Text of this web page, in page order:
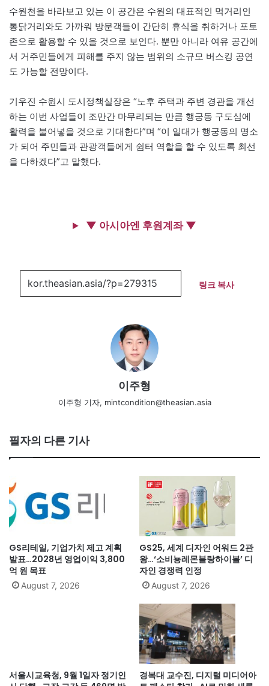
수원천을 바라보고 있는 이 공간은 수원의 대표적인 먹거리인
통닭거리와도 가까워 방문객들이 간단히 휴식을 취하거나 포토
존으로 활용할 수 있을 것으로 보인다. 뿐만 아니라 여유 공간에
서 거주민들에게 피해를 주지 않는 범위의 소규모 버스킹 공연
도 가능할 전망이다.
기우진 수원시 도시정책실장은 “노후 주택과 주변 경관을 개선
하는 이번 사업들이 조만간 마무리되는 만큼 행궁동 구도심에
활력을 불어넣을 것으로 기대한다”며 “이 일대가 행궁동의 명소
가 되어 주민들과 관광객들에게 쉼터 역할을 할 수 있도록 최선
을 다하겠다”고 말했다.
▼ 아시아엔 후원계좌 ▼
링크 복사
이주형
이주형 기자, mintcondition@theasian.asia
필자의 다른 기사
GS리테일, 기업가치 제고 계획
발표…2028년 영업이익 3,800
억 원 목표
August 7, 2026
GS25, 세계 디자인 어워드 2관
왕…‘소비뇽레몬블랑하이볼’ 디
자인 경쟁력 인정
August 7, 2026
서울시교육청, 9월 1일자 정기인
경복대 교수진, 디지털 미디어아